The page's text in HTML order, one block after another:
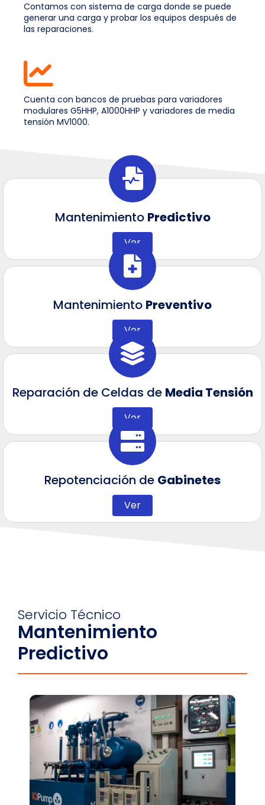
Contamos con sistema de carga donde se puede
generar una carga y probar los equipos después de
las reparaciones.
Cuenta con bancos de pruebas para variadores
modulares G5HHP, A1000HHP y variadores de media
tensión MV1000.
Mantenimiento Predictivo
Ver
Mantenimiento Preventivo
Ver
Reparación de Celdas de Media Tensión
Ver
Repotenciación de Gabinetes
Ver
Servicio Técnico
Mantenimiento
Predictivo